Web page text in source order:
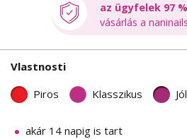
az ügyfelek 97
vásárlás a
Vlastnosti
Piros Klasszikus
akár 14 napig is tart